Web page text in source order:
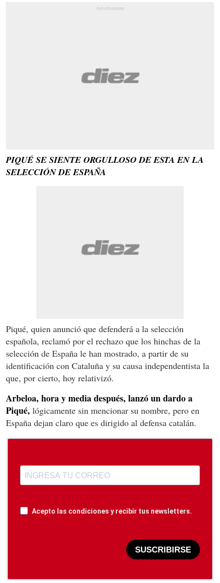
PIQUÉ SE SIENTE ORGULLOSO DE ESTA EN LA
SELECCIÓN DE ESPAÑA
Piqué, quien anunció que defenderá a la selección
española, reclamó por el rechazo que los hinchas de la
selección de España le han mostrado, a partir de su
identificación con Cataluña y su causa independentista la
que, por cierto, hoy relativizó.
Arbeloa, hora y media después, lanzó un dardo a
Piqué, lógicamente sin mencionar su nombre, pero en
España dejan claro que es dirigido al defensa catalán.
Acepto las condiciones y recibir tus newsletters.
SUSCRIBIRSE